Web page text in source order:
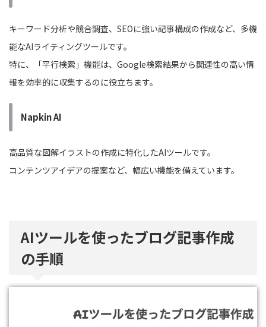
キーワード分析や競合調査、SEOに強い記事構成の作成など、多機
能なAIライティングツールです。
特に、「平行検索」機能は、Google検索結果から関連性の高い情
報を効率的に収集するのに役立ちます。
Napkin AI
高品質な図解イラストの作成に特化したAIツールです。
コンテンツアイデアの提案など、幅広い機能を備えています。
AIツールを使ったブログ記事作成
の手順